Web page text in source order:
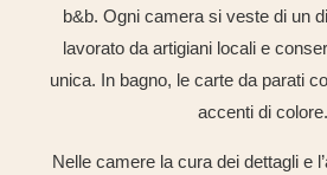
b&b. Ogni camera si veste di un
lavorato da artigiani locali e
unica. In bagno, le carte da parati
accenti di colore.
Nelle camere la cura dei dettagli e